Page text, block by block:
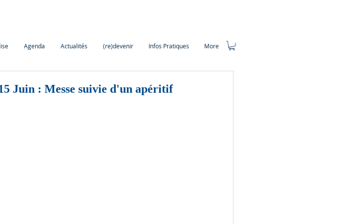
Agenda Actualités (re)devenir Infos Pratiques More
Juin : Messe suivie d'un apéritif